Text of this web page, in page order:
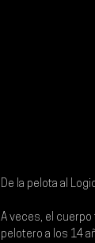
De la pelota al
A veces, el cuerpo
pelotero a los 14